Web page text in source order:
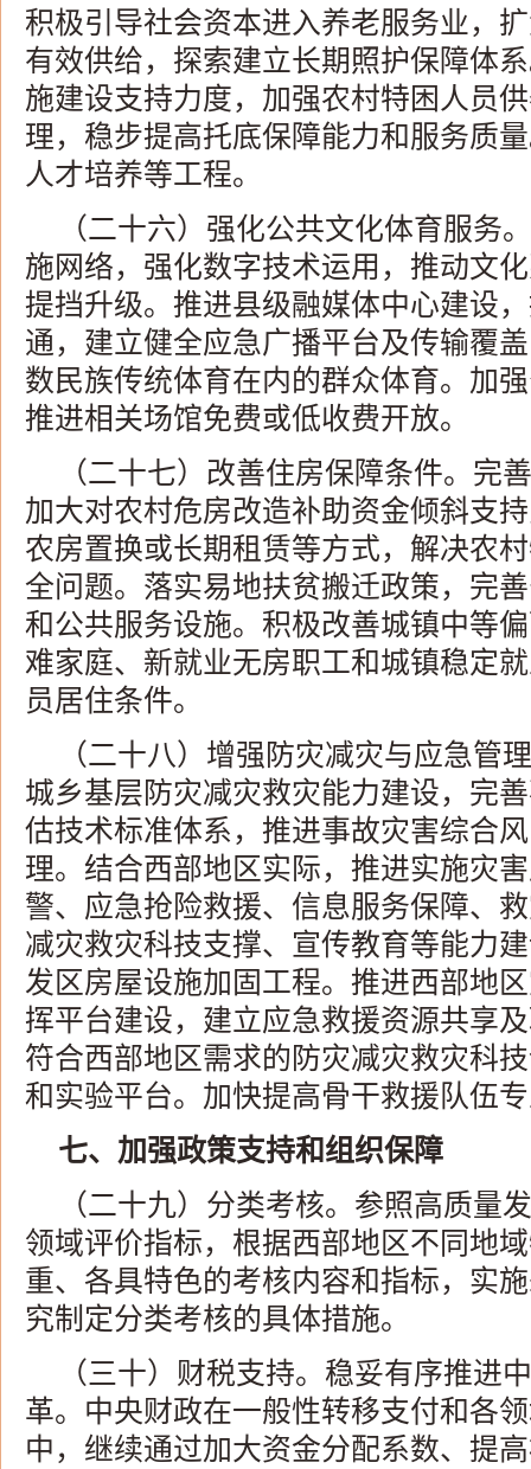
积极引导社会资本进入养老服务业，
有效供给，探索建立长期照护保障体
施建设支持力度，加强农村特困人员
理，稳步提高托底保障能力和服务质
人才培养等工程。
（二十六）强化公共文化体育服务
施网络，强化数字技术运用，推动文
提挡升级。推进县级融媒体中心建设
通，建立健全应急广播平台及传输覆
数民族传统体育在内的群众体育。加
推进相关场馆免费或低收费开放。
（二十七）改善住房保障条件。完
加大对农村危房改造补助资金倾斜支
农房置换或长期租赁等方式，解决农
全问题。落实易地扶贫搬迁政策，完
和公共服务设施。积极改善城镇中等
难家庭、新就业无房职工和城镇稳定
员居住条件。
（二十八）增强防灾减灾与应急管
城乡基层防灾减灾救灾能力建设，完
估技术标准体系，推进事故灾害综合
理。结合西部地区实际，推进实施灾
警、应急抢险救援、信息服务保障、
减灾救灾科技支撑、宣传教育等能力
发区房屋设施加固工程。推进西部地
挥平台建设，建立应急救援资源共享
符合西部地区需求的防灾减灾救灾科
和实验平台。加快提高骨干救援队伍
七、加强政策支持和组织保障
（二十九）分类考核。参照高质量
领域评价指标，根据西部地区不同地
重、各具特色的考核内容和指标，实
究制定分类考核的具体措施。
（三十）财税支持。稳妥有序推进
革。中央财政在一般性转移支付和各
中，继续通过加大资金分配系数、提